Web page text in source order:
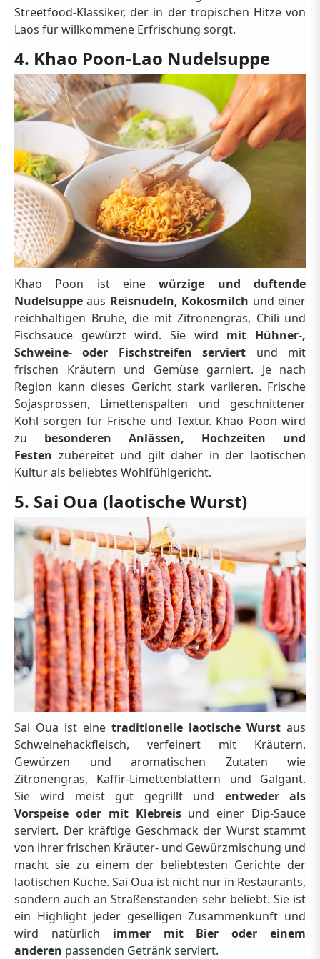
Streetfood-Klassiker, der in der tropischen Hitze von
Laos für willkommene Erfrischung sorgt.
4. Khao Poon-Lao Nudelsuppe
Khao Poon ist einewürzige und duftende
Nudelsuppe aus Reisnudeln, Kokosmilch und einer
reichhaltigen Brühe, die mit Zitronengras, Chili und
Fischsauce gewürzt wird. Sie wird mit Hühner-,
Schweine- oder Fischstreifen serviert und mit
frischen Kräutern und Gemüse garniert. Je nach
Region kann dieses Gericht stark variieren. Frische
Sojasprossen, Limettenspalten und geschnittener
Kohl sorgen für Frische und Textur. Khao Poon wird
zu besonderen Anlässen, Hochzeiten und
Festen zubereitet und gilt daher in der laotischen
Kultur als beliebtes Wohlfühlgericht.
5. Sai Oua (laotische Wurst)
Sai Oua ist eine traditionelle laotische Wurst aus
Schweinehackfleisch, verfeinert mit Kräutern,
Gewürzen und aromatischen Zutaten wie
Zitronengras, Kaffir-Limettenblättern und Galgant.
Sie wird meist gut gegrillt und entweder als
Vorspeise oder mit Klebreisund einer Dip-Sauce
serviert. Der kräftige Geschmack der Wurst stammt
von ihrer frischen Kräuter- und Gewürzmischung und
macht sie zu einem der beliebtesten Gerichte der
laotischen Küche. Sai Oua ist nicht nur in Restaurants,
sondern auch an Straßenständen sehr beliebt. Sie ist
ein Highlight jeder geselligen Zusammenkunft und
wird natürlich immer mit Bier oder einem
anderen passenden Getränk serviert.